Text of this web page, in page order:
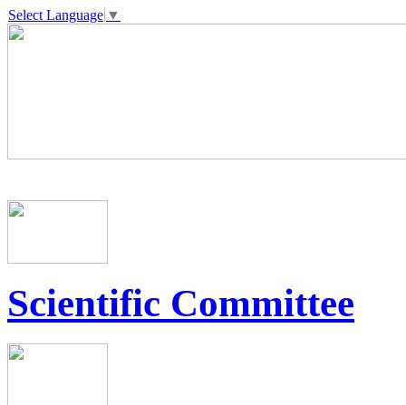
Select Language ▼
Scientific Committee